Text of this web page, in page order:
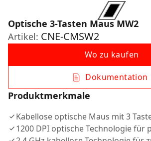
Optische 3-Tasten Maus MW2
Artikel: CNE-CMSW2
Wo zu kaufen
Dokumentation
Produktmerkmale
Kabellose optische Maus mit 3
1200 DPI optische Technologie für